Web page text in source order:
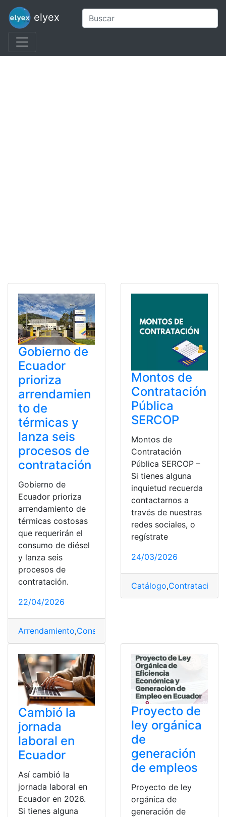
elyex
Gobierno de
Ecuador
prioriza
arrendamien
to de
térmicas y
lanza seis
procesos de
contratación
Gobierno de
Ecuador prioriza
arrendamiento de
térmicas costosas
que requerirán el
consumo de diésel
y lanza seis
procesos de
contratación.
22/04/2026
Arrendamiento,Consumo
Montos de
Contratación
Pública
SERCOP
Montos de
Contratación
Pública SERCOP –
Si tienes alguna
inquietud recuerda
contactarnos a
través de nuestras
redes sociales, o
regístrate
24/03/2026
Catálogo,Contratación
Cambió la
jornada
laboral en
Ecuador
Así cambió la
jornada laboral en
Ecuador en 2026.
Si tienes alguna
Proyecto de
ley orgánica
de
generación
de empleos
Proyecto de ley
orgánica de
generación de